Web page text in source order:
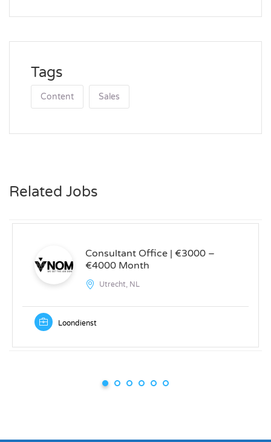
Tags
Content Sales
Related Jobs
Consultant Office | €3000 –
€4000 Month
Utrecht, NL
Loondienst